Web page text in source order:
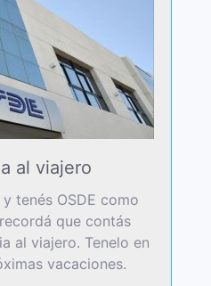
al viajero
tenés OSDE como
que contás
al viajero. Tenelo en
vacaciones.